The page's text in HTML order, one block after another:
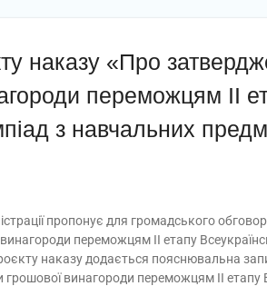
наказу «Про
переможцям ІІ
з навчальних
пропонує для громадського
переможцям ІІ етапу
наказу додається пояснювальна
винагороди переможцям ІІ етапу